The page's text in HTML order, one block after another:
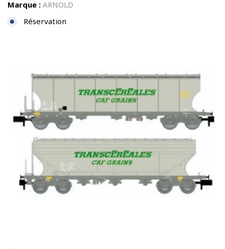
Marque : ARNOLD
Réservation